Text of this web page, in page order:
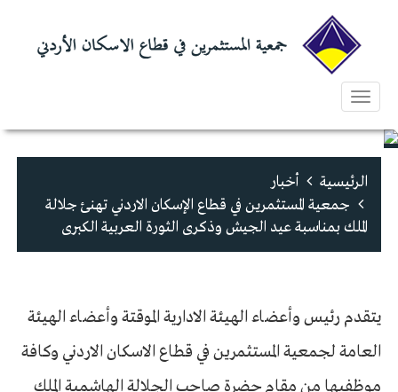
Toggle
navigation
الرئيسية
أخبار
جمعية المستثمرين في قطاع الإسكان الاردني تهنئ جلالة
الملك بمناسبة عيد الجيش وذكرى الثورة العربية الكبرى
يتقدم رئيس وأعضاء الهيئة الادارية الموقتة وأعضاء الهيئة
العامة لجمعية المستثمرين في قطاع الاسكان الاردني وكافة
موظفيها من مقام حضرة صاحب الجلالة الهاشمية الملك